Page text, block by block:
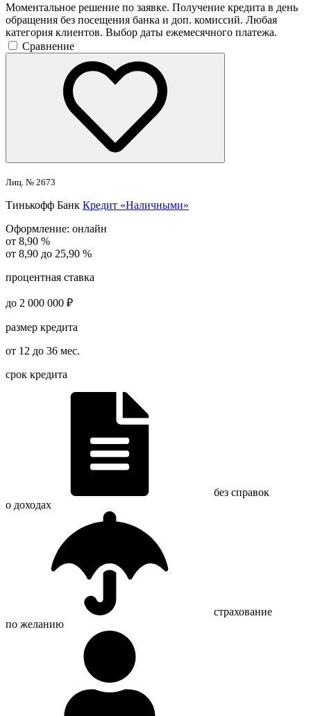
Моментальное решение по заявке. Получение кредита в день
обращения без посещения банка и доп. комиссий. Любая
категория клиентов. Выбор даты ежемесячного платежа.
Сравнение
Лиц. № 2673
Тинькофф Банк Кредит «Наличными»
Оформление: онлайн
от 8,90 %
от 8,90 до 25,90 %
процентная ставка
до 2 000 000 ₽
размер кредита
от 12 до 36 мес.
срок кредита
без справок
о доходах
страхование
по желанию